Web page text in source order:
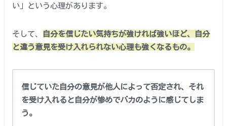
い」という心理があります。
そして、
自分を信じたい気持ちが強ければ強いほど、自分
と違う意見を受け入れられない心理も強くなるもの。
信じていた自分の意見が他人によって否定され、それ
を受け入れると自分が惨めでバカのように感じてしま
う。